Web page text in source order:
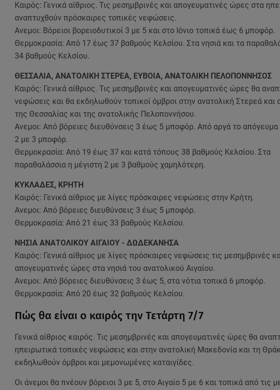
Καιρός: Γενικά αίθριος. Τις μεσημβρινές και απογευματινές ώρες στα
αναπτυχθούν πρόσκαιρες τοπικές νεφώσεις.
Ανεμοι: Βόρειοι βορειοδυτικοί 3 με 5 και στο Ιόνιο τοπικά έως 6 μποφόρ.
Θερμοκρασία: Από 17 έως 37 βαθμούς Κελσίου. Στα νησιά και τα
34 βαθμούς Κελσίου.
ΘΕΣΣΑΛΙΑ, ΑΝΑΤΟΛΙΚΗ ΣΤΕΡΕΑ, ΕΥΒΟΙΑ, ΑΝΑΤΟΛΙΚΗ ΠΕΛΟΠΟΝΝΗΣΟΣ
Καιρός: Γενικά αίθριος. Τις μεσημβρινές και απογευματινές ώρες θα
νεφώσεις και θα εκδηλωθούν τοπικοί όμβροι στην ανατολική Στερεά και
της Θεσσαλίας και της ανατολικής Πελοποννήσου.
Ανεμοι: Από βόρειες διευθύνσεις 3 έως 5 μποφόρ. Από αργά το απόγευμα
2 με 3 μποφόρ.
Θερμοκρασία: Από 19 έως 37 και κατά τόπους 38 βαθμούς Κελσίου. Στα
παραθαλάσσια η μέγιστη 2 με 3 βαθμούς χαμηλότερη.
ΚΥΚΛΑΔΕΣ, ΚΡΗΤΗ
Καιρός: Γενικά αίθριος με λίγες πρόσκαιρες νεφώσεις στην Κρήτη.
Ανεμοι: Από βόρειες διευθύνσεις 3 έως 5 μποφόρ.
Θερμοκρασία: Από 21 έως 33 βαθμούς Κελσίου.
ΝΗΣΙΑ ΑΝΑΤΟΛΙΚΟΥ ΑΙΓΑΙΟΥ - ΔΩΔΕΚΑΝΗΣΑ
Καιρός: Γενικά αίθριος με λίγες πρόσκαιρες νεφώσεις τις μεσημβρινές
απογευματινές ώρες στα νησιά του ανατολικού Αιγαίου.
Ανεμοι: Από βόρειες διευθύνσεις 3 έως 5, στα νότια τοπικά 6 μποφόρ.
Θερμοκρασία: Από 20 έως 32 βαθμούς Κελσίου.
Πώς θα είναι ο καιρός την Τετάρτη 7/7
Γενικά αίθριος καιρός. Τις μεσημβρινές και απογευματινές ώρες θα
ηπειρωτικά τοπικές νεφώσεις και στην ανατολική Μακεδονία και τη
εκδηλωθούν όμβροι και μεμονωμένες καταιγίδες.
Οι άνεμοι θα πνέουν βόρειοι 3 με 5, στο Αιγαίο 5 με 6 και τοπικά από τις